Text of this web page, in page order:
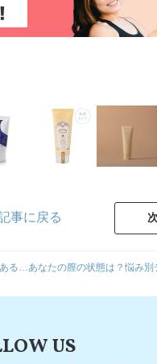
事に戻る
る…あなたの膣の状態は？悩み別
US